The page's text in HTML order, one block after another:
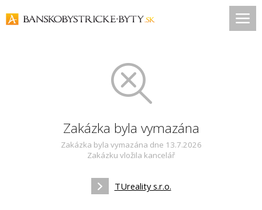
Zakázka byla vymazána
Zakázka byla vymazána dne 13.7.2026
Zakázku vložila kancelář
TUreality s.r.o.